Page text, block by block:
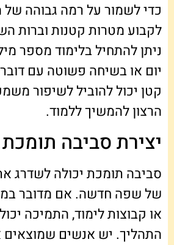
כדי לשמור על רמה גבוהה של
לקבוע מטרות קטנות וברות
ניתן להתחיל בלימוד מספר
יום או בשיחה פשוטה עם
קטן יכול להוביל לשיפור
הרצון להמשיך ללמוד.
יצירת סביבה תומכת
סביבה תומכת יכולה לשדרג
של שפה חדשה. אם מדובר
או קבוצות לימוד, התמיכה
התהליך. יש אנשים